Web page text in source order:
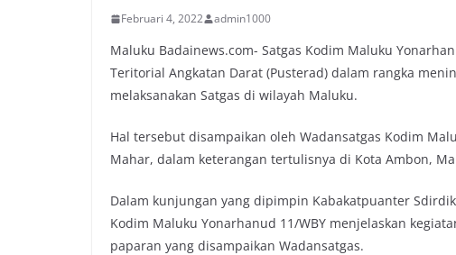
Februari 4, 2022 admin1000
Maluku Badainews.com- Satgas Kodim Maluku
Teritorial Angkatan Darat (Pusterad) dalam rangka
melaksanakan Satgas di wilayah Maluku.
Hal tersebut disampaikan oleh Wadansatgas Kodim
Mahar, dalam keterangan tertulisnya di Kota Ambon,
Dalam kunjungan yang dipimpin Kabakatpuanter
Kodim Maluku Yonarhanud 11/WBY menjelaskan
paparan yang disampaikan Wadansatgas.